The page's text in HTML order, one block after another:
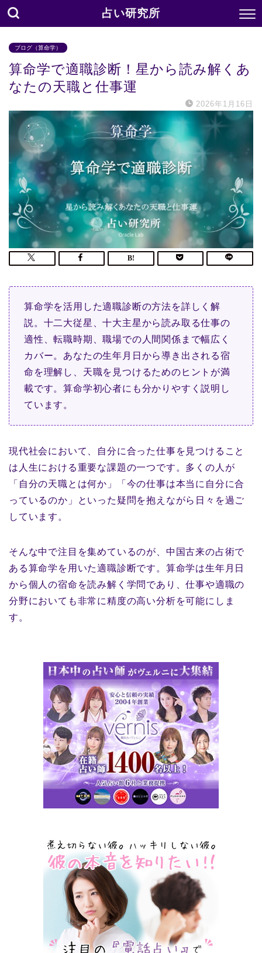
占い研究所
ブログ（算命学）
算命学で適職診断！星から読み解くあ
なたの天職と仕事運
2026年1月16日
算命学を活用した適職診断の方法を詳しく解
説。十二大従星、十大主星から読み取る仕事の
適性、転職時期、職場での人間関係まで幅広く
カバー。あなたの生年月日から導き出される宿
命を理解し、天職を見つけるためのヒントが満
載です。算命学初心者にも分かりやすく説明し
ています。
現代社会において、自分に合った仕事を見つけること
は人生における重要な課題の一つです。多くの人が
「自分の天職とは何か」「今の仕事は本当に自分に合
っているのか」といった疑問を抱えながら日々を過ご
しています。
そんな中で注目を集めているのが、中国古来の占術で
ある算命学を用いた適職診断です。算命学は生年月日
から個人の宿命を読み解く学問であり、仕事や適職の
分野においても非常に精度の高い分析を可能にしま
す。